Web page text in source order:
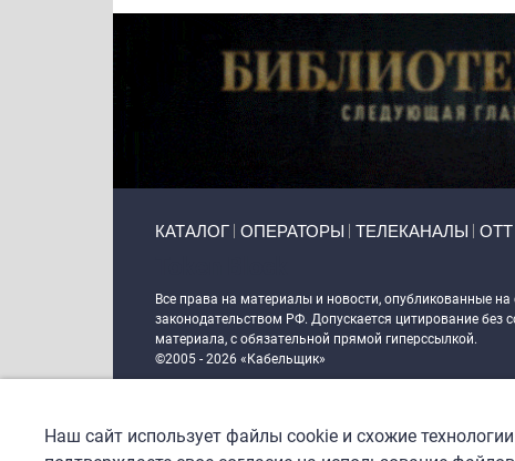
КАТАЛОГ ОПЕРАТОРЫ ТЕЛЕКАНАЛЫ ОТТ
Все права на материалы и новости, опубликованные на
законодательством РФ. Допускается цитирование без
материала, с обязательной прямой гиперссылкой.
©2005 - 2026 «Кабельщик»
DrupalCoder — поддержка сайта c 2017 года
Наш сайт использует файлы cookie и схожие